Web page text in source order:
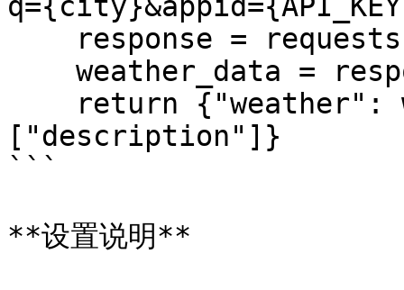
["description"]}
```
**设置说明**